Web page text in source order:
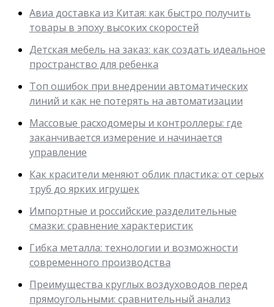
Авиа доставка из Китая: как быстро получить
товары в эпоху высоких скоростей
Детская мебель на заказ: как создать идеальное
пространство для ребенка
Топ ошибок при внедрении автоматических
линий и как не потерять на автоматизации
Массовые расходомеры и контроллеры: где
заканчивается измерение и начинается
управление
Как красители меняют облик пластика: от серых
труб до ярких игрушек
Импортные и российские разделительные
смазки: сравнение характеристик
Гибка металла: технологии и возможности
современного производства
Преимущества круглых воздуховодов перед
прямоугольными: сравнительный анализ